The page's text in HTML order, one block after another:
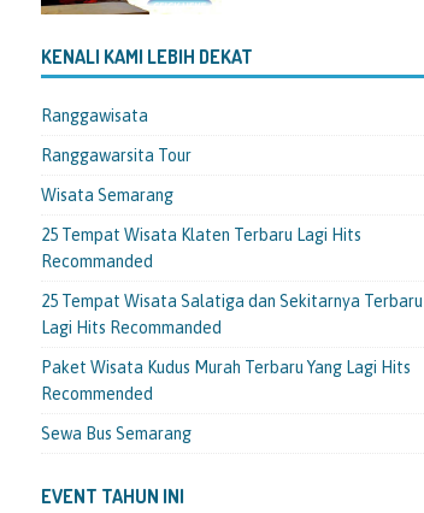
KENALI KAMI LEBIH DEKAT
Ranggawisata
Ranggawarsita Tour
Wisata Semarang
25 Tempat Wisata Klaten Terbaru Lagi Hits
Recommanded
25 Tempat Wisata Salatiga dan Sekitarnya Terbaru
Lagi Hits Recommanded
Paket Wisata Kudus Murah Terbaru Yang Lagi Hits
Recommended
Sewa Bus Semarang
EVENT TAHUN INI